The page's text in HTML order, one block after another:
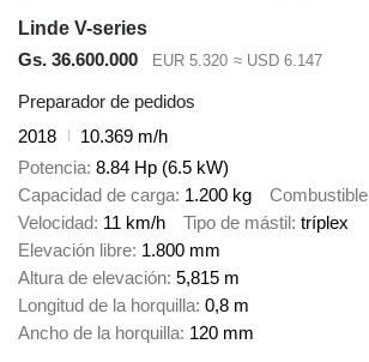
Linde V-series
Gs. 36.600.000
EUR 5.320 ≈ USD 6.147
Preparador de pedidos
2018
10.369 m/h
Potencia 8.84 Hp (6.5 kW)
Capacidad de carga 1.200 kg Combustible
Velocidad 11 km/h Tipo de mástil tríplex
Elevación libre 1.800 mm
Altura de elevación 5,815 m
Longitud de la horquilla 0,8 m
Ancho de la horquilla 120 mm